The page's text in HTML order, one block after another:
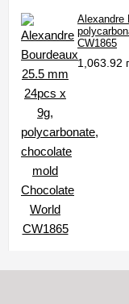
Alexandre
CW1865
1,063.92